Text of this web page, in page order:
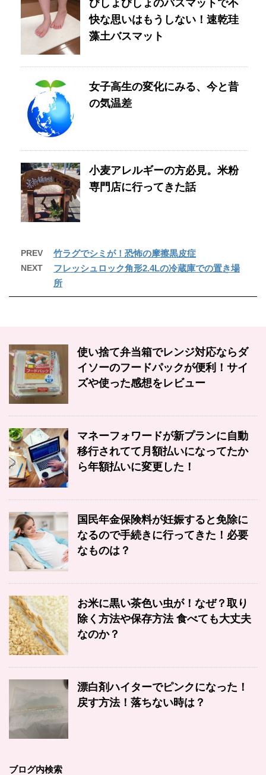
びしょびしょのバスマットで不
快な思いはもうしない！速乾珪
藻土バスマット
女子高生の変化にみる、今と昔
の気温差
小麦アレルギーの方必見。米粉
専門店に行ってきた話
PREV 竹ラグでシミが！恐怖の摩擦黒皮症
NEXT
フレッシュロック角形2.4Lの冷蔵庫での置き場
所
使い捨て弁当箱でレンジ対応ならダ
イソーのフードパックが便利！サイ
ズや使った感想をレビュー
マネーフォワードが新プランに自動
移行されてて月額払いになってたか
ら年額払いに変更した！
国民年金保険料が妊娠すると免除に
なるので手続きに行ってきた！必要
なものは？
お米に黒い茶色い虫が！なぜ？取り
除く方法や保存方法 食べても大丈夫
なのか？
漂白剤ハイターでピンクになった！
戻す方法！落ちない時は？
ブログ内検索